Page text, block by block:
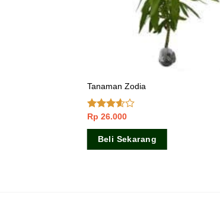
Tanaman Zodia
Dinilai
dari 5
Rp 26.000
Beli Sekarang